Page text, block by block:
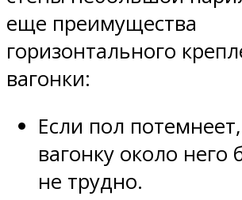
еще преимущества
горизонтального
вагонки:
Если пол
вагонку около него
не трудно.